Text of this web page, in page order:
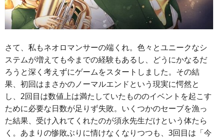
さて、私もネオロマンサーの端くれ。色々とユニークなシ
ステムが増えても今までの経験もあるし、どうにかなるだ
ろうと深く考えずにゲームをスタートしました。その結
果、初回はまさかのノーマルエンドという現実に愕然と
し、2回目は数値上は満たしていたもののイベントを起こす
ために必要な日数が足りず失敗。いくつかのセーブを漁っ
た結果、受け入れてくれたのが須永先生だけという体たら
く。あまりの惨敗ぶりに情けなくなりつつも、3回目は「今